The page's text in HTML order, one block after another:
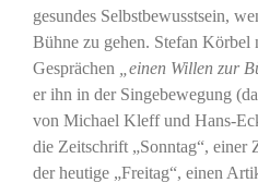
gesundes Selbstbewusstsein,
Bühne zu gehen. Stefan Körbel
Gesprächen
„einen Willen zur
er ihn in der Singebewegung
von Michael Kleff und Hans-
die Zeitschrift „Sonntag“, einer
der heutige „Freitag“, einen